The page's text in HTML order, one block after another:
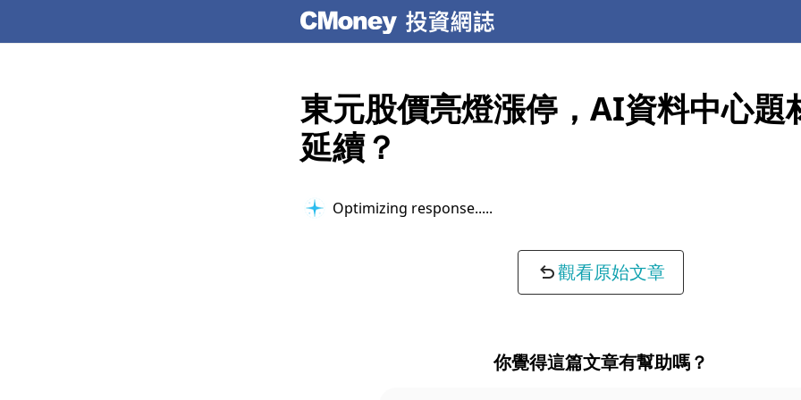
東元股價亮燈漲停，AI資料中心題
延續？
Optimizing response...
觀看原始文章
你覺得這篇文章有幫助嗎？